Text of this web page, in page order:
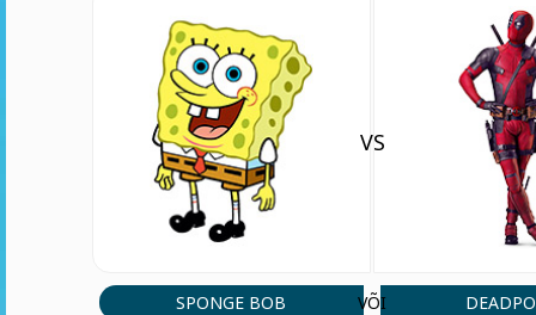
SPONGE BOB
VS
VÕI